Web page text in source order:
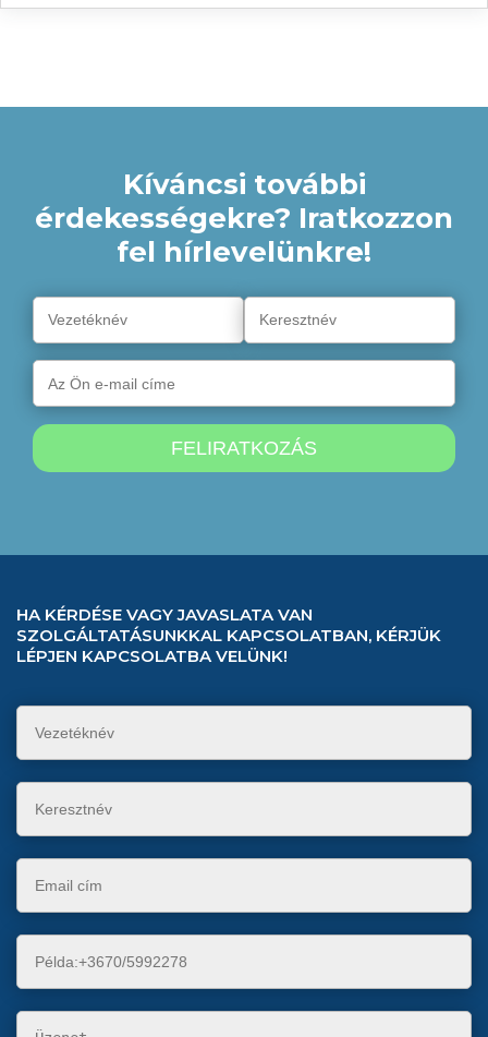
sokszor nem is sejtik a párok,
Kíváncsi további
érdekességekre? Iratkozzon
fel hírlevelünkre!
HA KÉRDÉSE VAGY JAVASLATA VAN
SZOLGÁLTATÁSUNKKAL KAPCSOLATBAN, KÉRJÜK
LÉPJEN KAPCSOLATBA VELÜNK!